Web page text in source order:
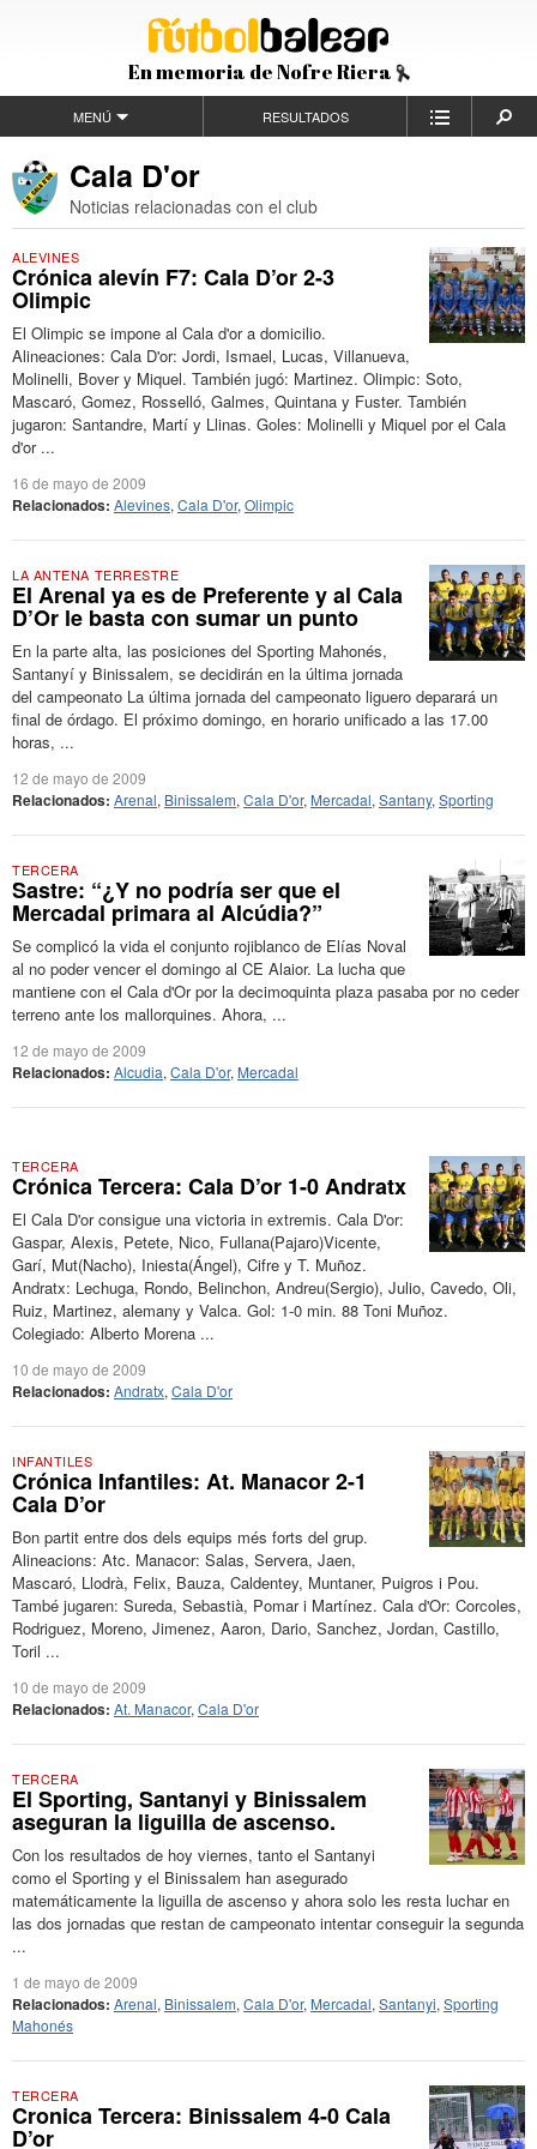
En memoria de Nofre Riera
MENÚ RESULTADOS
Cala D'or
Noticias relacionadas con el club
ALEVINES
Crónica alevín F7: Cala D’or 2-3
Olimpic
El Olimpic se impone al Cala d'or a domicilio.
Alineaciones: Cala D'or: Jordi, Ismael, Lucas, Villanueva,
Molinelli, Bover y Miquel. También jugó: Martinez. Olimpic: Soto,
Mascaró, Gomez, Rosselló, Galmes, Quintana y Fuster. También
jugaron: Santandre, Martí y Llinas. Goles: Molinelli y Miquel por el Cala
d'or ...
16 de mayo de 2009
Relacionados: Alevines, Cala D'or, Olimpic
LA ANTENA TERRESTRE
El Arenal ya es de Preferente y al Cala
D’Or le basta con sumar un punto
En la parte alta, las posiciones del Sporting Mahonés,
Santanyí y Binissalem, se decidirán en la última jornada
del campeonato La última jornada del campeonato liguero deparará un
final de órdago. El próximo domingo, en horario unificado a las 17.00
horas, ...
12 de mayo de 2009
Relacionados: Arenal, Binissalem, Cala D'or, Mercadal, Santany, Sporting
TERCERA
Sastre: “¿Y no podría ser que el
Mercadal primara al Alcúdia?”
Se complicó la vida el conjunto rojiblanco de Elías Noval
al no poder vencer el domingo al CE Alaior. La lucha que
mantiene con el Cala d'Or por la decimoquinta plaza pasaba por no ceder
terreno ante los mallorquines. Ahora, ...
12 de mayo de 2009
Relacionados: Alcudia, Cala D'or, Mercadal
TERCERA
Crónica Tercera: Cala D’or 1-0 Andratx
El Cala D'or consigue una victoria in extremis. Cala D'or:
Gaspar, Alexis, Petete, Nico, Fullana(Pajaro)Vicente,
Garí, Mut(Nacho), Iniesta(Ángel), Cifre y T. Muñoz.
Andratx: Lechuga, Rondo, Belinchon, Andreu(Sergio), Julio, Cavedo, Oli,
Ruiz, Martinez, alemany y Valca. Gol: 1-0 min. 88 Toni Muñoz.
Colegiado: Alberto Morena ...
10 de mayo de 2009
Relacionados: Andratx, Cala D'or
INFANTILES
Crónica Infantiles: At. Manacor 2-1
Cala D’or
Bon partit entre dos dels equips més forts del grup.
Alineacions: Atc. Manacor: Salas, Servera, Jaen,
Mascaró, Llodrà, Felix, Bauza, Caldentey, Muntaner, Puigros i Pou.
També jugaren: Sureda, Sebastià, Pomar i Martínez. Cala d'Or: Corcoles,
Rodriguez, Moreno, Jimenez, Aaron, Dario, Sanchez, Jordan, Castillo,
Toril ...
10 de mayo de 2009
Relacionados: At. Manacor, Cala D'or
TERCERA
El Sporting, Santanyi y Binissalem
aseguran la liguilla de ascenso.
Con los resultados de hoy viernes, tanto el Santanyi
como el Sporting y el Binissalem han asegurado
matemáticamente la liguilla de ascenso y ahora solo les resta luchar en
las dos jornadas que restan de campeonato intentar conseguir la segunda
...
1 de mayo de 2009
Relacionados: Arenal, Binissalem, Cala D'or, Mercadal, Santanyi, Sporting
Mahonés
TERCERA
Cronica Tercera: Binissalem 4-0 Cala
D’or